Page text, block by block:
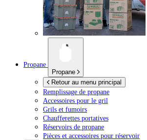
Propane
Propane
Retour au menu principal
Remplissage de propane
Accessoires pour le gril
Grils et fumoirs
Chaufferettes portatives
Réservoirs de propane
Pièces et accessoires pour réservoir